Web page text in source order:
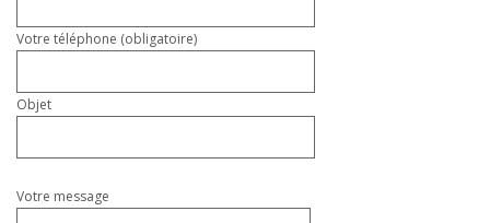
Votre téléphone (obligatoire)
Objet
Votre message